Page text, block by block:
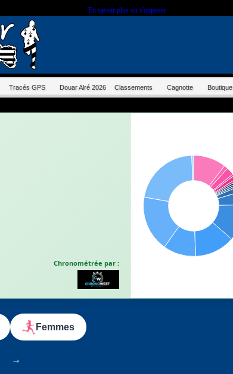
En savoir plus ou s'opposer.
Tracés GPS Douar Alré 2026 Classements Cagnotte Boutique
Chronométrée par :
Femmes
→